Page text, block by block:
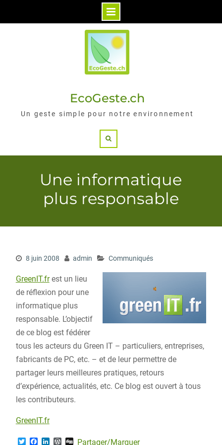
EcoGeste.ch
Un geste simple pour notre environnement
Une informatique
plus responsable
8 juin 2008 admin Communiqués
GreenIT.frest un lieu
de réflexion pour une
informatique plus
responsable. L’objectif
de ce blog est fédérer
tous les acteurs du Green IT – particuliers, entreprises,
fabricants de PC, etc. – et de leur permettre de
partager leurs meilleures pratiques, retours
d’expérience, actualités, etc. Ce blog est ouvert à tous
les contributeurs.
GreenIT.fr
T
F
L
W DPartager/Marquer